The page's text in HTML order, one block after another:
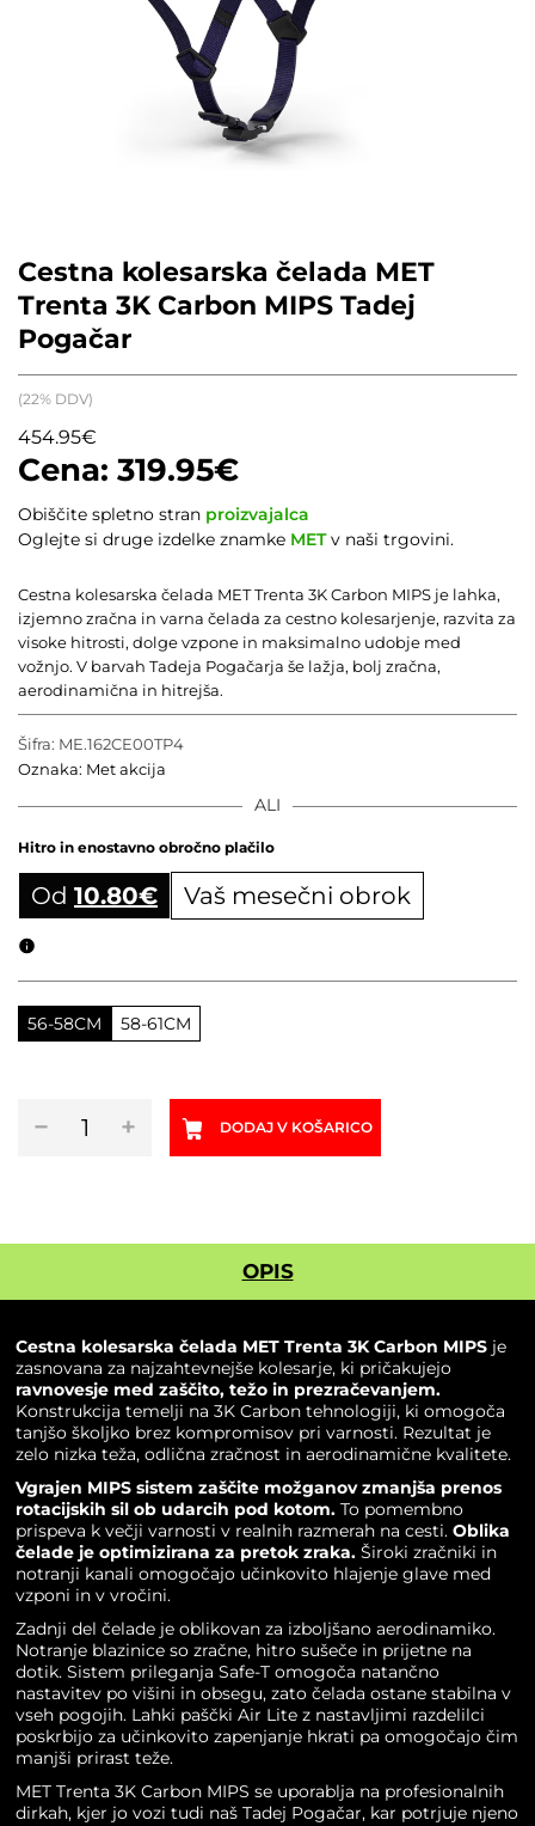
Cestna kolesarska čelada MET
Trenta 3K Carbon MIPS Tadej
Pogačar
319.95€
454.95€
(22% DDV)
Cestna kolesarska čelada MET Trenta 3K Carbon MIPS je lahka,
izjemno zračna in varna čelada za cestno kolesarjenje, razvita za
visoke hitrosti, dolge vzpone in maksimalno udobje med
vožnjo. V barvah Tadeja Pogačarja še lažja, bolj zračna,
aerodinamična in hitrejša.
ALI
Hitro in enostavno obročno plačilo
Od 10.80€ Vaš mesečni obrok
56-58CM 58-61CM
−
kolesarska
Pogačar
količina
+ DODAJ V KOŠARICO
Obiščite spletno stran proizvajalca
Oglejte si druge izdelke znamke METv naši trgovini.
Šifra: ME.162CE00TP4
Oznaka: Met akcija
OPIS
Cestna kolesarska čelada MET Trenta 3K Carbon MIPS je
zasnovana za najzahtevnejše kolesarje, ki pričakujejo
ravnovesje med zaščito, težo in prezračevanjem.
Konstrukcija temelji na 3K Carbon tehnologiji, ki omogoča
tanjšo školjko brez kompromisov pri varnosti. Rezultat je
zelo nizka teža, odlična zračnost in aerodinamične kvalitete.
Vgrajen MIPS sistem zaščite možganov zmanjša prenos
rotacijskih sil ob udarcih pod kotom.To pomembno
prispeva k večji varnosti v realnih razmerah na cesti. Oblika
čelade je optimizirana za pretok zraka.Široki zračniki in
notranji kanali omogočajo učinkovito hlajenje glave med
vzponi in v vročini.
Zadnji del čelade je oblikovan za izboljšano aerodinamiko.
Notranje blazinice so zračne, hitro sušeče in prijetne na
dotik. Sistem prileganja Safe-T omogoča natančno
nastavitev po višini in obsegu, zato čelada ostane stabilna v
vseh pogojih. Lahki paščki Air Lite z nastavljimi razdelilci
poskrbijo za učinkovito zapenjanje hkrati pa omogočajo čim
manjši prirast teže.
MET Trenta 3K Carbon MIPS se uporablja na profesionalnih
dirkah, kjer jo vozi tudi naš Tadej Pogačar, kar potrjuje njeno